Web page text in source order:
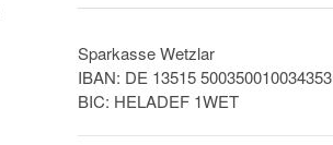
Sparkasse Wetzlar
IBAN: DE 13515 500350010034353
BIC: HELADEF 1WET